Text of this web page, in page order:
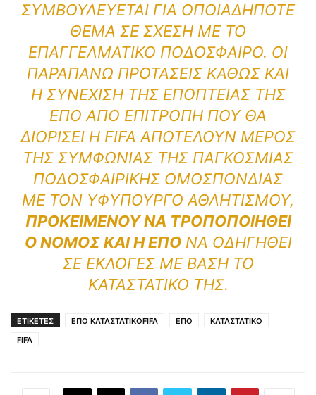
ΣΥΜΒΟΥΛΕΎΕΤΑΙ ΓΙΑ ΟΠΟΙΑΔΉΠΟΤΕ
ΘΈΜΑ ΣΕ ΣΧΈΣΗ ΜΕ ΤΟ
ΕΠΑΓΓΕΛΜΑΤΙΚΌ ΠΟΔΌΣΦΑΙΡΟ. ΟΙ
ΠΑΡΑΠΆΝΩ ΠΡΟΤΆΣΕΙΣ ΚΑΘΏΣ ΚΑΙ
Η ΣΥΝΈΧΙΣΗ ΤΗΣ ΕΠΟΠΤΕΊΑΣ ΤΗΣ
ΕΠΟ ΑΠΌ ΕΠΙΤΡΟΠΉ ΠΟΥ ΘΑ
ΔΙΟΡΊΣΕΙ Η FIFA ΑΠΟΤΕΛΟΎΝ ΜΈΡΟΣ
ΤΗΣ ΣΥΜΦΩΝΊΑΣ ΤΗΣ ΠΑΓΚΌΣΜΙΑΣ
ΠΟΔΟΣΦΑΙΡΙΚΉΣ ΟΜΟΣΠΟΝΔΊΑΣ
ΜΕ ΤΟΝ ΥΦΥΠΟΥΡΓΌ ΑΘΛΗΤΙΣΜΟΎ,
ΠΡΟΚΕΙΜΈΝΟΥ ΝΑ ΤΡΟΠΟΠΟΙΗΘΕΊ
Ο ΝΌΜΟΣ ΚΑΙ Η ΕΠΟΝΑ ΟΔΗΓΗΘΕΊ
ΣΕ ΕΚΛΟΓΈΣ ΜΕ ΒΆΣΗ ΤΟ
ΚΑΤΑΣΤΑΤΙΚΌ ΤΗΣ.
ΕΤΙΚΕΤΕΣ ΕΠΟ ΚΑΤΑΣΤΑΤΙΚΟFIFA ΕΠΟ
ΚΑΤΑΣΤΑΤΙΚΟ
FIFA